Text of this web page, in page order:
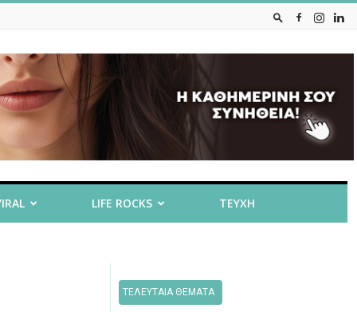
LIFE ROCKS ΤΕΥΧΗ
ΤΕΛΕΥΤΑΙΑ ΘΕΜΑΤΑ